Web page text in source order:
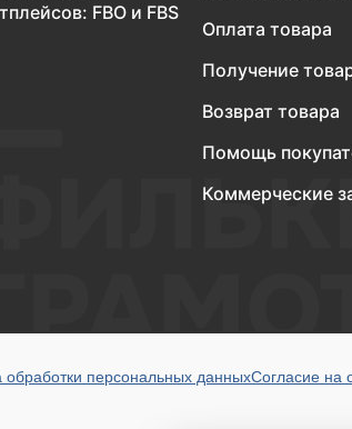
FBO и FBS
Оплата товара
Получение
Возврат товара
Помощь
Коммерческие
обработки персональных данныхСогласие на